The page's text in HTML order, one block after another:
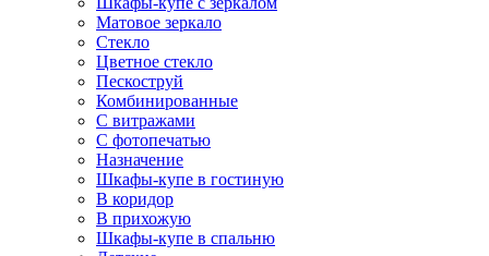
Матовое зеркало
Стекло
Цветное стекло
Пескоструй
Комбинированные
С витражами
С фотопечатью
Назначение
Шкафы-купе в гостиную
В коридор
В прихожую
Шкафы-купе в спальню